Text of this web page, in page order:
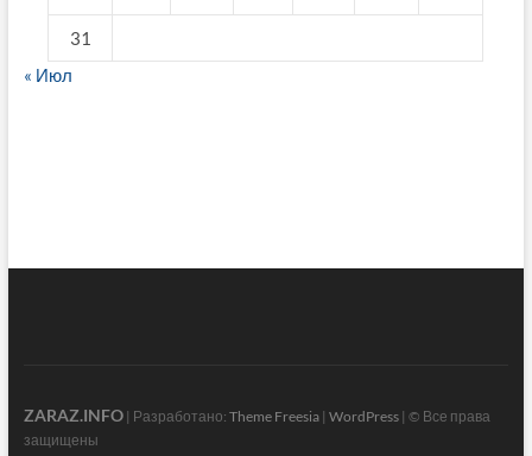
31
« Июл
ZARAZ.INFO| Разработано: Theme Freesia| WordPress| © Все права
защищены